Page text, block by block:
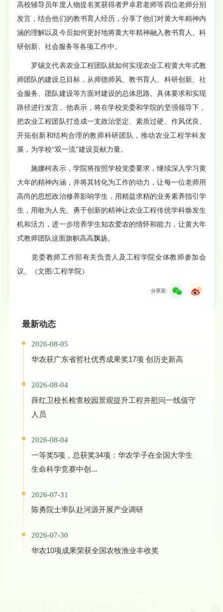
高校辅导员年度人物提名奖获得者尹卓君老师等四位老师分别
发言，结合他们的教书育人经历，分享了他们对黄大年精神内
涵的理解以及今后如何更好地将黄大年精神融入教书育人、科
研创新、社会服务等各项工作中。
罗锡文代表农业工程团队就如何实现农业工程黄大年式教
师团队的建设总目标，从师德师风、教书育人、科研创新、社
会服务、团队建设等方面对建设的总体思路、具体要求和实现
路径进行发言。他表示，将在学校党委和学院的坚强领导下，
把农业工程团队打造成一支政治坚定、素质过硬、作风优良、
开拓创新和结构合理的教师科研团队，推动农业工程学科发
展，为学校“双一流”建设贡献力量。
施娜柯表示，学院将按照学校党委要求，继续深入学习黄
大年的精神内涵，并将其转化为工作的动力，让每一位老师用
高尚的思想政治修养影响学生，用精益求精的业务素养指引学
生，用敢为人先、勇于创新的精神让农业工程传统学科焕发生
机和活力，进一步培养学生知农爱农的情怀和能力，让黄大年
式教师团队这面旗帜高高飘扬。
党委教师工作部有关负责人及工程学院全体教师参加会
议。（文图/工程学院）
分享至:
最新动态
2026-08-05
华农获广东省哲社优秀成果奖17项 创历史新高
2026-08-04
薛红卫校长检查校园景观提升工程并慰问一线值守
人员
2026-08-04
一等奖5项，总获奖34项：华农学子在全国大学生
生命科学竞赛中创...
2026-07-31
陈勇院士率队赴河源开展产业调研
2026-07-30
华农10项成果荣获全国农牧渔业丰收奖